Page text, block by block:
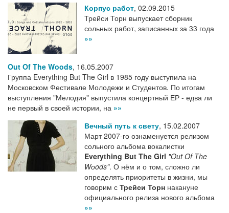
Корпус работ, 02.09.2015
Трейси Торн выпускает сборник
сольных работ, записанных за 33 года
»»
Out Of The Woods, 16.05.2007
Группа Everything But The Girl в 1985 году выступила на
Московском Фестивале Молодежи и Студентов. По итогам
выступления "Мелодия" выпустила концертный ЕР - едва ли
не первый в своей истории, на »»
Вечный путь к свету, 15.02.2007
Март 2007-го ознаменуется релизом
сольного альбома вокалистки
Everything But The Girl "Out Of The
Wоods". О нём и о том, сложно ли
определять приоритеты в жизни, мы
говорим с Трейси Торн накануне
официального релиза нового альбома
»»